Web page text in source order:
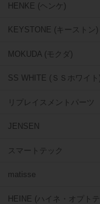
HENKE (ヘンケ)
KEYSTONE (キーストン)
MOKUDA (モクダ)
SS WHITE (ＳＳホワイト)
リプレイスメントパーツ
JENSEN
スマートテック
matisse
HEINE (ハイネ・オプト